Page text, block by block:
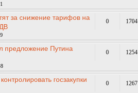
за снижение тарифов на
0 1704
предложение Путина
0 1254
госзакупки
0 1267